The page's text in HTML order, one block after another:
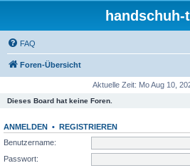
FAQ
Foren-Übersicht
Aktuelle Zeit: Mo Aug 10,
Dieses Board hat keine Foren.
ANMELDEN • REGISTRIEREN
Benutzername:
Passwort: